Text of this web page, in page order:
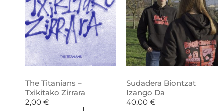
The Titanians –
Txikitako Zirrara
2,00 €
Sudadera Biontzat
Izango Da
40,00 €